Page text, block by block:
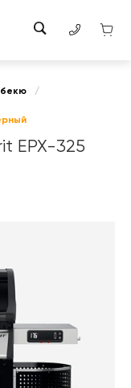
/
EPX-325